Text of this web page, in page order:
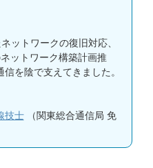
ットワークの復旧対応、
ットワーク構築計画推
を陰で支えてきました。
技士（関東総合通信局 免